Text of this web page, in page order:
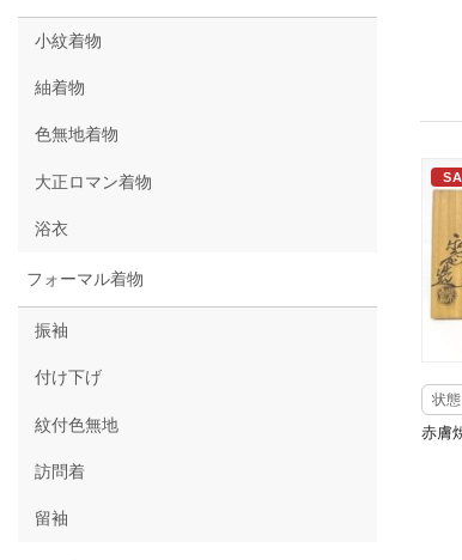
小紋着物
紬着物
色無地着物
大正ロマン着物
浴衣
フォーマル着物
振袖
付け下げ
紋付色無地
訪問着
留袖
状
赤膚